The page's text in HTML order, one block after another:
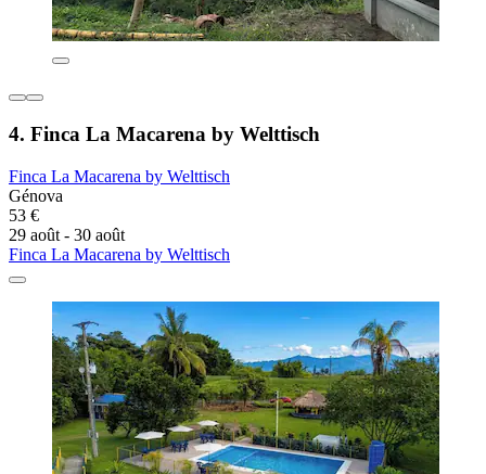
4. Finca La Macarena by Welttisch
Finca La Macarena by Welttisch
Génova
53 €
29 août - 30 août
Finca La Macarena by Welttisch